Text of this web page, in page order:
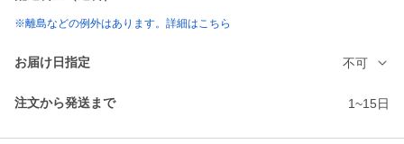
※離島などの例外はあります。詳細はこちら
お届け日指定 不可
注文から発送まで 1~15日